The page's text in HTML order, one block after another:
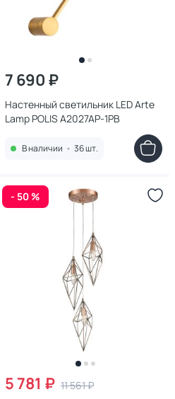
7 690 ₽
Настенный светильник LED Arte
Lamp POLIS A2027AP-1PB
В наличии • 36 шт.
- 50 %
5 781 ₽ 11 561 ₽